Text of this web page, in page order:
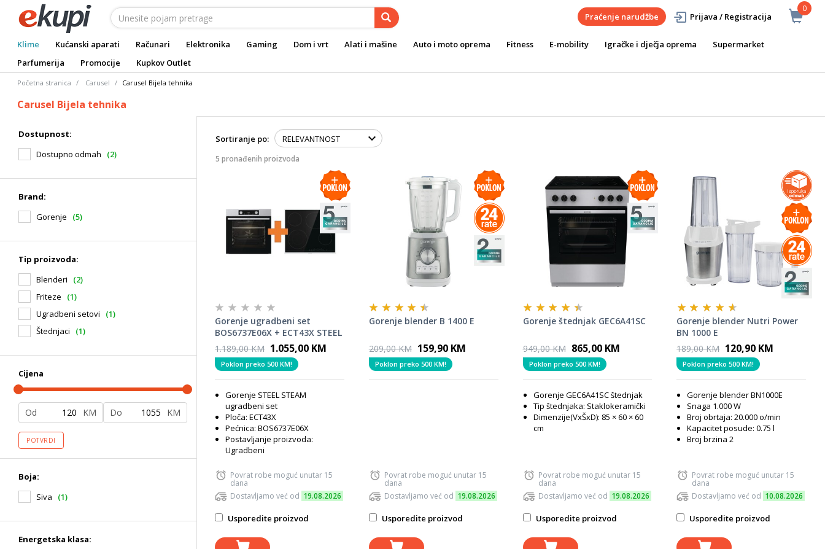
0
Praćenje narudžbe Prijava / Registracija
Klime Kućanski aparati Računari Elektronika Gaming Dom i vrt Alati i mašine Auto i moto oprema Fitness E-mobility Igračke i dječja oprema
Supermarket
Parfumerija
Promocije Kupkov Outlet
Početna stranica Carusel Carusel Bijela tehnika
Carusel Bijela tehnika
Dostupnost:
Dostupno odmah
(2)
Brand:
Gorenje
(5)
Tip proizvoda:
Blenderi
(2)
Friteze
(1)
Ugradbeni setovi
(1)
Štednjaci
(1)
Cijena
Od KM Do KM
POTVRDI
Boja:
Siva
(1)
Energetska klasa:
Sortiranje po:
5 pronađenih proizvoda
Gorenje ugradbeni set
BOS6737E06X + ECT43X STEEL
STEAM
1.189,00 KM 1.055,00 KM
Poklon preko 500 KM!
Gorenje STEEL STEAM
ugradbeni set
Ploča: ECT43X
Pećnica: BOS6737E06X
Postavljanje proizvoda:
Ugradbeni
Povrat robe moguć unutar 15
dana
Dostavljamo već od 19.08.2026
Usporedite proizvod
Gorenje blender B 1400 E
209,00 KM 159,90 KM
Poklon preko 500 KM!
Povrat robe moguć unutar 15
dana
Dostavljamo već od 19.08.2026
Usporedite proizvod
Gorenje štednjak GEC6A41SC
949,00 KM 865,00 KM
Poklon preko 500 KM!
Gorenje GEC6A41SC štednjak
Tip štednjaka: Staklokeramički
Dimenzije(VxŠxD): 85 × 60 × 60
cm
Povrat robe moguć unutar 15
dana
Dostavljamo već od 19.08.2026
Usporedite proizvod
Gorenje blender Nutri Power
BN 1000 E
189,00 KM 120,90 KM
Poklon preko 500 KM!
Gorenje blender BN1000E
Snaga 1.000 W
Broj obrtaja: 20.000 o/min
Kapacitet posude: 0.75 l
Broj brzina 2
Povrat robe moguć unutar 15
dana
Dostavljamo već od 10.08.2026
Usporedite proizvod